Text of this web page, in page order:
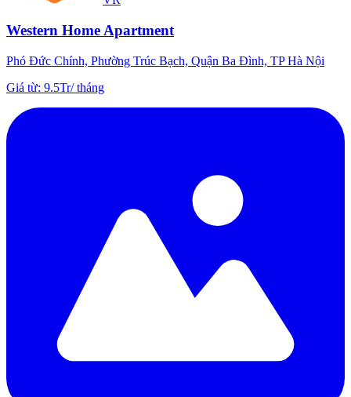
Western Home Apartment
Phó Đức Chính, Phường Trúc Bạch, Quận Ba Đình, TP Hà Nội
Giá từ: 9.5Tr/tháng